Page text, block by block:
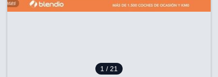
1 / 21